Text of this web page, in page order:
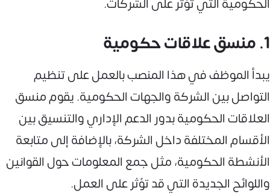
1. منسق علاقات حكومية
يبدأ الموظف في هذا المنصب بالعمل على تنظيم
التواصل بين الشركة والجهات الحكومية. يقوم منسق
العلاقات الحكومية بدور الدعم الإداري والتنسيق بين
الأقسام المختلفة داخل الشركة، بالإضافة إلى متابعة
الأنشطة الحكومية، مثل جمع المعلومات حول القوانين
واللوائح الجديدة التي قد تؤثر على العمل.